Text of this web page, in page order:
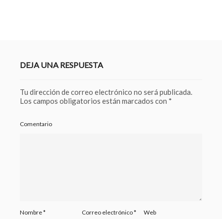
DEJA UNA RESPUESTA
Tu dirección de correo electrónico no será publicada.
Los campos obligatorios están marcados con *
Comentario
Nombre* Correo electrónico* Web